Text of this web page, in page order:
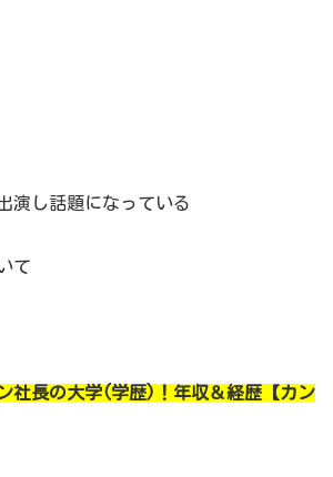
演し話題になっている
て
社長の大学(学歴)！年収＆経歴【カン